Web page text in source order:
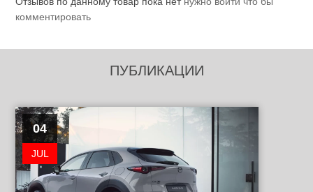
комментировать
ПУБЛИКАЦИИ
04
JUL